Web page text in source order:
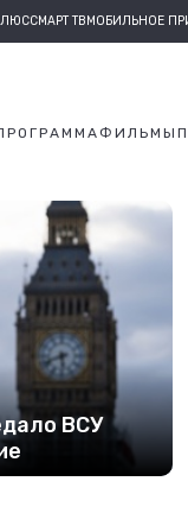
СМАРТ ТВМОБИЛЬНОЕ
ФИЛЬМЫ
ВСУ